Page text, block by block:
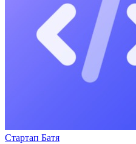
Стартап Батя